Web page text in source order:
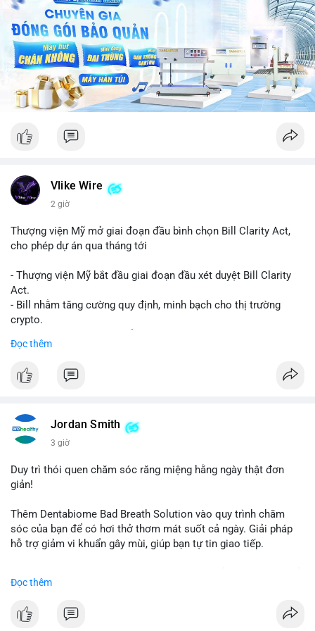
Vlike Wire
2 giờ
Thượng viện Mỹ mở giai đoạn đầu bình chọn Bill Clarity Act,
cho phép dự án qua tháng tới
- Thượng viện Mỹ bắt đầu giai đoạn đầu xét duyệt Bill Clarity
Act.
- Bill nhằm tăng cường quy định, minh bạch cho thị trường
crypto.
- Bill có thể ảnh hưởng pháp lý, hoạt động của các đồng tiền kỹ
$btc $eth
#vlikevn #titanbot
Đọc thêm
Jordan Smith
3 giờ
Duy trì thói quen chăm sóc răng miệng hằng ngày thật đơn
giản!
Thêm Dentabiome Bad Breath Solution vào quy trình chăm
sóc của bạn để có hơi thở thơm mát suốt cả ngày. Giải pháp
hỗ trợ giảm vi khuẩn gây mùi, giúp bạn tự tin giao tiếp.
lớn cho nụ cười khỏe mạnh.
#dentabiome #badbreathsolution
Đọc thêm